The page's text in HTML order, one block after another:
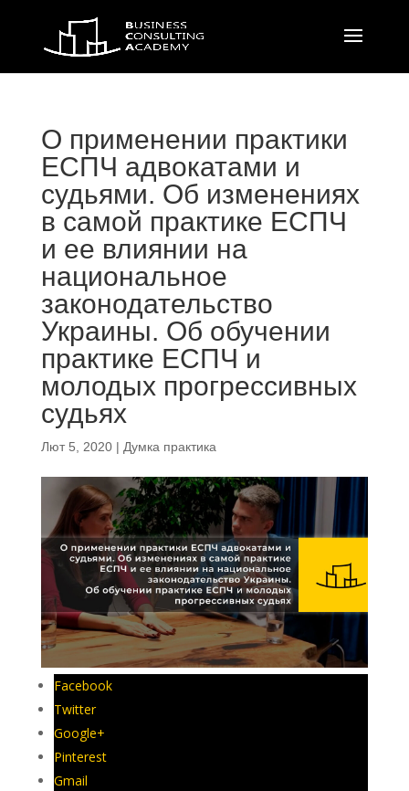
О применении практики
ЕСПЧ адвокатами и
судьями. Об изменениях
в самой практике ЕСПЧ
и ее влиянии на
национальное
законодательство
Украины. Об обучении
практике ЕСПЧ и
молодых прогрессивных
судьях
Лют 5, 2020| Думка практика
Facebook
Twitter
Google+
Pinterest
Gmail